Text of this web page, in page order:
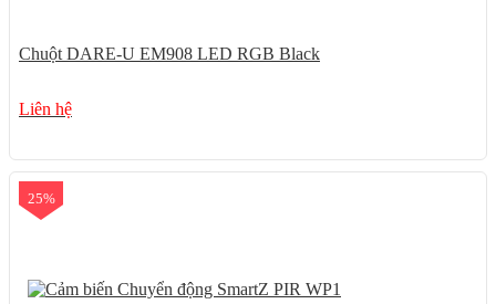
Chuột DARE-U EM908 LED RGB Black
Liên hệ
25%